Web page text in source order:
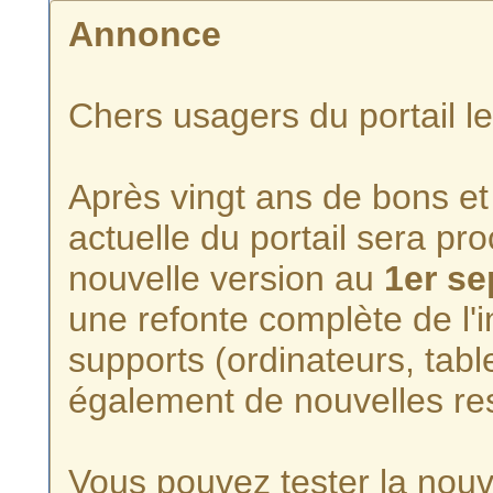
Annonce
Chers usagers du portail
Après vingt ans de bons
actuelle du portail sera
nouvelle version au 1er
une refonte complète de
supports (ordinateurs,
également de nouvelles
Vous pouvez tester la